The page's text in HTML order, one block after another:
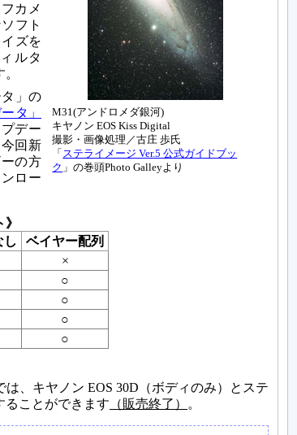
M31(アンドロメダ銀河)
キヤノン EOS Kiss Digital
撮影・画像処理／古庄 歩氏
「 ステライメージ Ver.5 公式ガイドブッ
ク 」の巻頭Photo Galleyより
カメ
フト
ズを
ルタ
」の
タ」
デー
回新
の方
ロー
し
ベイヤー配列
×
○
○
○
○
、キヤノン EOS 30D（ボディのみ）とステ
ることができます （販売終了） 。